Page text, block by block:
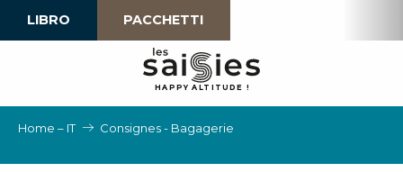
LIBRO PACCHETTI
HAPPY ALTI TU D E !
Home – IT Consignes - Bagagerie